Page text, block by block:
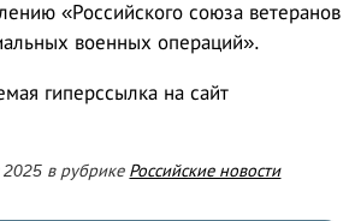
«Российского союза ветеранов
военных операций».
гиперссылка на сайт
в рубрике Российские новости